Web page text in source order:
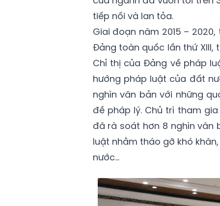
tiếp nối và lan tỏa.
Giai đoạn năm 2015 –
Đảng toàn quốc lần thứ
Chỉ thị của Đảng về pháp
hướng pháp luật của đất
nghìn văn bản với những
đề pháp lý. Chủ trì tham
đã rà soát hơn 8 nghìn văn
luật nhằm tháo gỡ khó
nước…